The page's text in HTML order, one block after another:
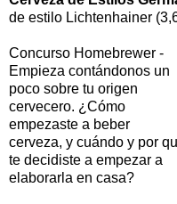
de estilo Lichtenhainer
Concurso Homebrewer -
Empieza contándonos un
poco sobre tu origen
cervecero. ¿Cómo
empezaste a beber
cerveza, y cuándo y por
te decidiste a empezar a
elaborarla en casa?